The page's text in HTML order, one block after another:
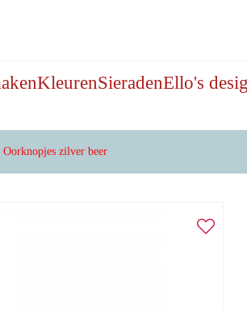
KleurenSieradenEllo's
Oorknopjes zilver beer